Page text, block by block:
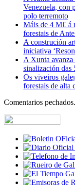
Venezuela, con
polo terremoto
Máis de 4 M€ á
forestais de
A construción
iniciativa
A Xunta avanza
sinalización das
Os viveiros
forestais de alta
Comentarios pechados.